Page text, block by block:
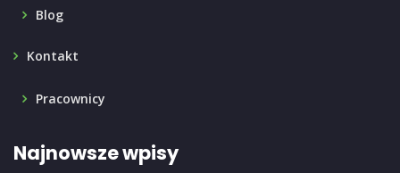
Blog
Kontakt
Pracownicy
Najnowsze wpisy